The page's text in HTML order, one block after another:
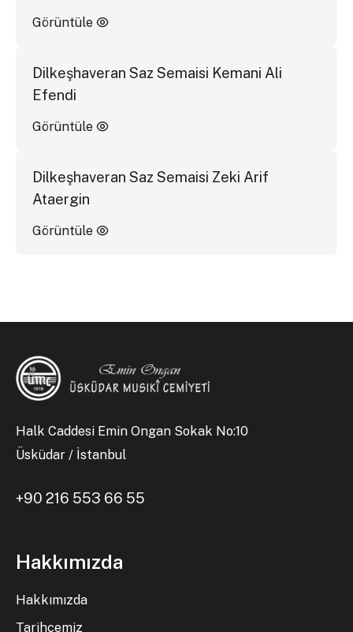
Görüntüle
Dilkeşhaveran Saz Semaisi Kemani Ali
Efendi
Görüntüle
Dilkeşhaveran Saz Semaisi Zeki Arif
Ataergin
Görüntüle
Halk Caddesi Emin Ongan Sokak No:10
Üsküdar / İstanbul
+90 216 553 66 55
Hakkımızda
Hakkımızda
Tarihçemiz